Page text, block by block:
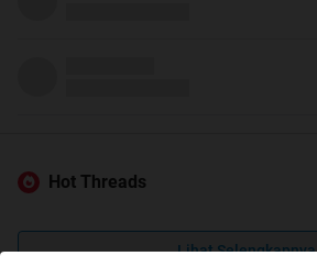
Hot Threads
Lihat Selengkapnya